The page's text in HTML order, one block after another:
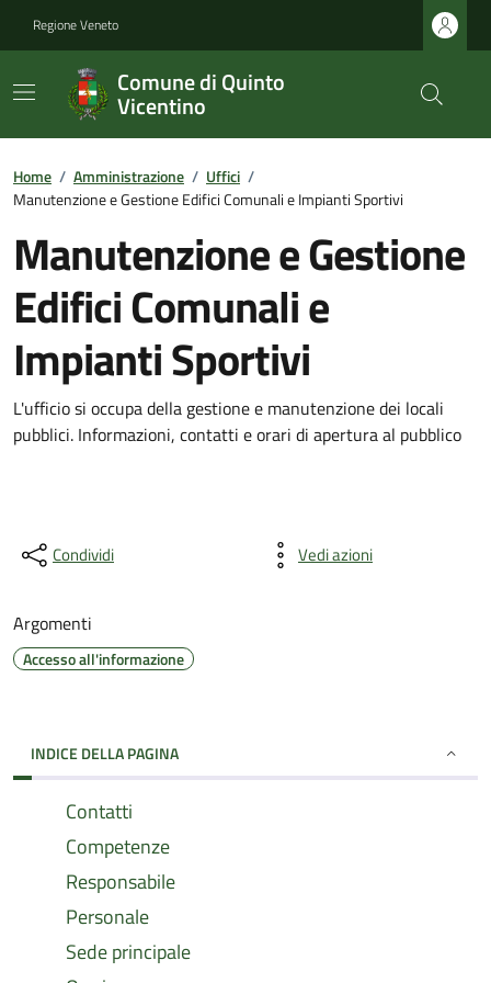
Regione Veneto
Comune di Quinto
Vicentino
Home / Amministrazione / Uffici /
Manutenzione e Gestione Edifici Comunali e Impianti Sportivi
Manutenzione e Gestione
Edifici Comunali e
Impianti Sportivi
L'ufficio si occupa della gestione e manutenzione dei locali
pubblici. Informazioni, contatti e orari di apertura al pubblico
Condividi Vedi azioni
Argomenti
Accesso all'informazione
INDICE DELLA PAGINA
Contatti
Competenze
Responsabile
Personale
Sede principale